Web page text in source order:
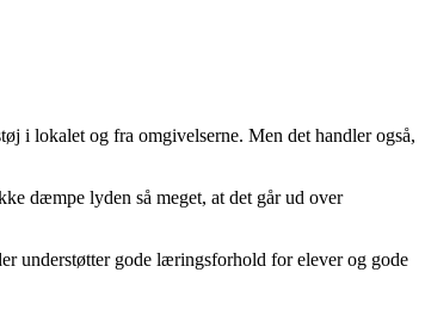
i lokalet og fra omgivelserne. Men det handler også,
dæmpe lyden så meget, at det går ud over
understøtter gode læringsforhold for elever og gode